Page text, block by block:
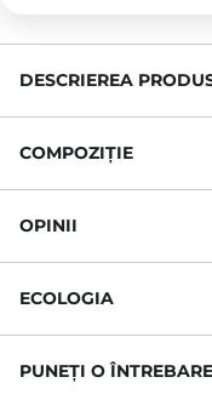
DESCRIEREA
COMPOZIŢIE
OPINII
ECOLOGIA
PUNEȚI O ÎNTREBARE